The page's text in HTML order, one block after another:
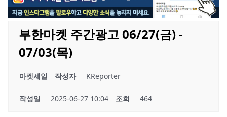
부한마켓 주간광고 06/27(금) -
07/03(목)
마켓세일 작성자 KReporter
작성일 2025-06-27 10:04 조회 464